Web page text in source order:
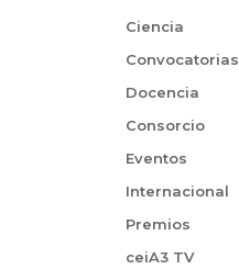
Ciencia
Convocatorias
Docencia
Consorcio
Eventos
Internacional
Premios
ceiA3 TV